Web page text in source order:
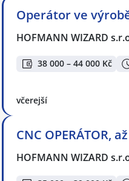
Operátor ve
HOFMANN WIZARD
38 000 – 44 000 Kč
včerejší
CNC OPERÁTOR,
HOFMANN WIZARD